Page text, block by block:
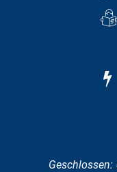
Klicken, um
Geschlossen: